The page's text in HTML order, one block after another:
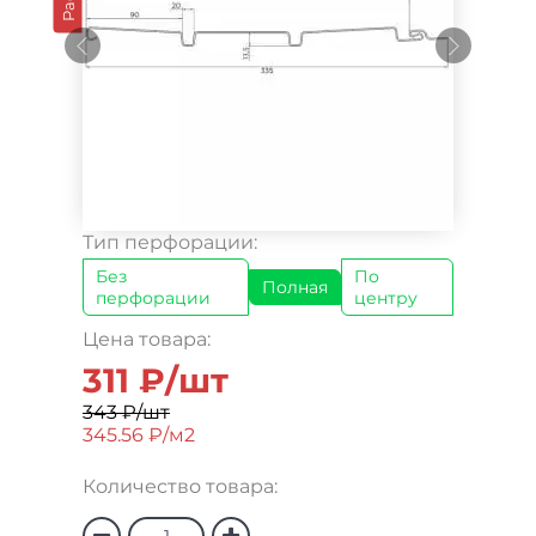
Тип перфорации:
Без
перфорации
Полная
По
центру
Цена товара:
311 ₽/шт
343 ₽/шт
345.56 ₽/м2
Количество товара: